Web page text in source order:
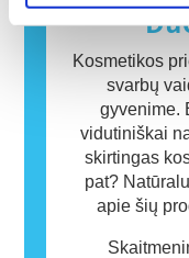
kuriems
nereiškia, kad
kitiems.
Kosmetikos
svarbų
gyvenime.
vidutiniškai
skirtingas
pat?
apie šių